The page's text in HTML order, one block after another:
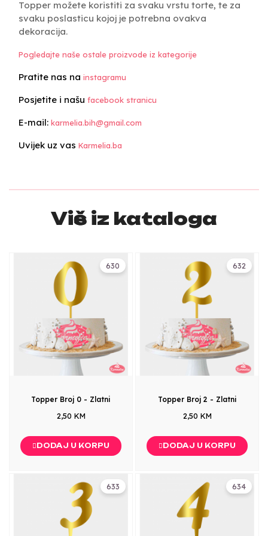
Topper možete koristiti za svaku vrstu torte, te za
svaku poslasticu kojoj je potrebna ovakva
dekoracija.
Pogledajte naše ostale proizvode iz kategorije
Pratite nas na instagramu
Posjetite i našu facebook stranicu
E-mail: karmelia.bih@gmail.com
Uvijek uz vas Karmelia.ba
Više iz kataloga
630
Topper Broj 0 - Zlatni
2,50 KM
DODAJ U KORPU
632
Topper Broj 2 - Zlatni
2,50 KM
DODAJ U KORPU
633 634